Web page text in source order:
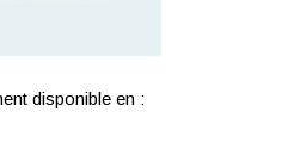
disponible en :